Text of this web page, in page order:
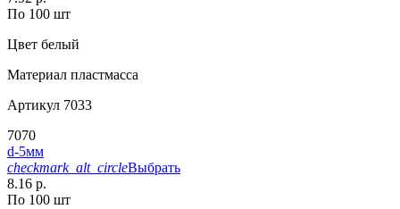
По 100 шт
Цвет белый
Материал пластмасса
Артикул 7033
7070
d-5мм
checkmark_alt_circleВыбрать
8.16 р.
По 100 шт